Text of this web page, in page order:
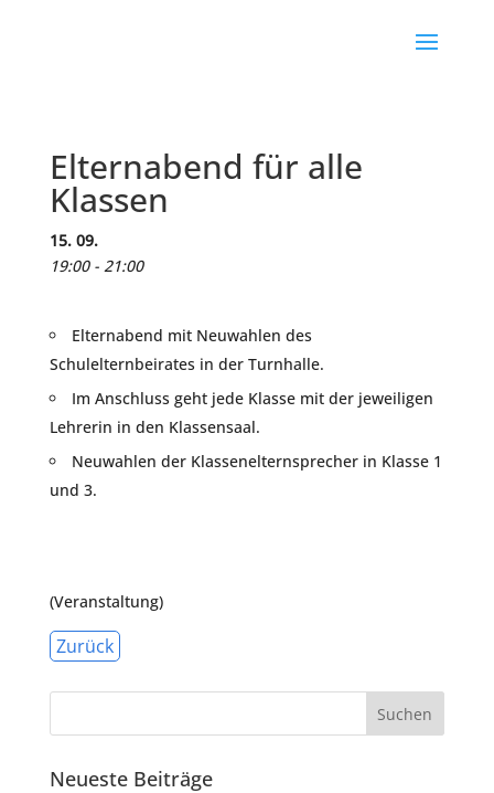
Elternabend für alle
Klassen
15. 09.
19:00 - 21:00
Elternabend mit Neuwahlen des
Schulelternbeirates in der Turnhalle.
Im Anschluss geht jede Klasse mit der jeweiligen
Lehrerin in den Klassensaal.
Neuwahlen der Klassenelternsprecher in Klasse 1
und 3.
(Veranstaltung)
Zurück
Neueste Beiträge